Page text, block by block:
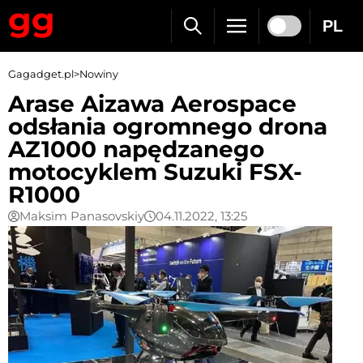
PL
Gagadget.pl>Nowiny
Arase Aizawa Aerospace
odsłania ogromnego drona
AZ1000 napędzanego
motocyklem Suzuki FSX-
R1000
Maksim Panasovskiy 04.11.2022, 13:25